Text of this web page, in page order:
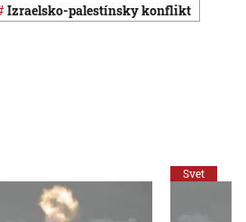
izraelsko-palestínsky konflikt
Svet